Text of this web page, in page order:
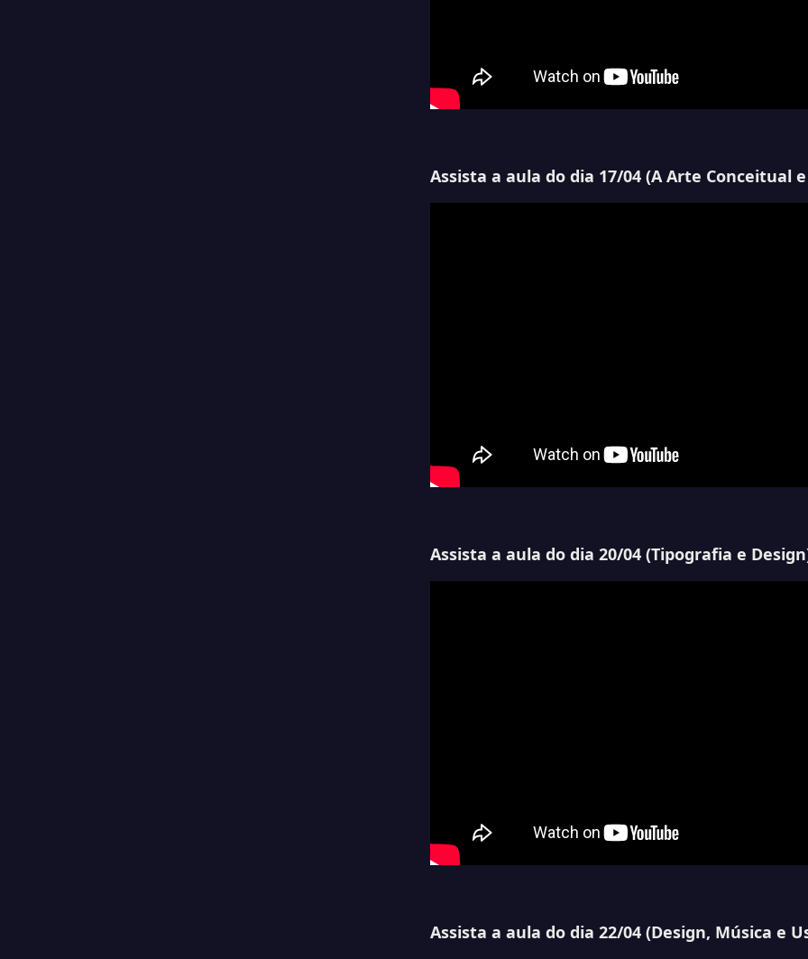
Assista a aula do dia 17/04 (A Arte Conceitual
Assista a aula do dia 20/04 (Tipografia e Design
Assista a aula do dia 22/04 (Design, Música e